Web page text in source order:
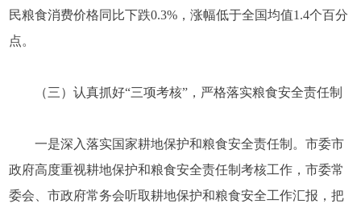
民粮食消费价格同比下跌0.3%，涨幅低于全国均值1.4个百分
点。
（三）认真抓好“三项考核”，严格落实粮食安全责任制
一是深入落实国家耕地保护和粮食安全责任制。市委市
政府高度重视耕地保护和粮食安全责任制考核工作，市委常
委会、市政府常务会听取耕地保护和粮食安全工作汇报，把